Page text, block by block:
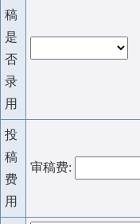
稿
是
否
录
用
投
稿
费
用
审稿费: